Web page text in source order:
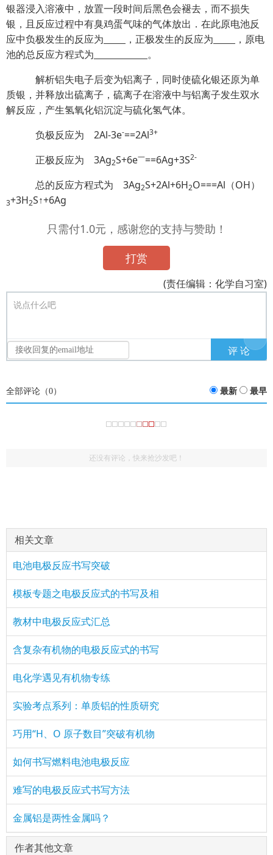
银器浸入溶液中，放置一段时间后黑色会褪去，而不损失
银，且反应过程中有臭鸡蛋气味的气体放出．在此原电池反
应中负极发生的反应为
，正极发生的反应为
，原电
池的总反应方程式为
。
解析铝失电子后变为铝离子，同时使硫化银还原为单
质银，并释放出硫离子，硫离子在溶液中与铝离子发生双水
解反应，产生氢氧化铝沉淀与硫化氢气体。
负极反应为 2Al-3e-==2Al3+
正极反应为 3Ag2S+6e一==6Ag+3S2-
总的反应方程式为 3Ag2S+2Al+6H2O===Al（OH）
3+3H2S↑+6Ag
只需付1.0元，感谢您的支持与赞助！
打赏
(责任编辑：化学自习室)
说点什么吧
全部评论（0） 最新 最早
还没有评论，快来抢沙发吧！
相关文章
电池电极反应书写突破
模板专题之电极反应式的书写及相
教材中电极反应式汇总
含复杂有机物的电极反应式的书写
电化学遇见有机物专练
实验考点系列：单质铝的性质研究
巧用“H、O 原子数目”突破有机物
如何书写燃料电池电极反应
难写的电极反应式书写方法
金属铝是两性金属吗？
作者其他文章